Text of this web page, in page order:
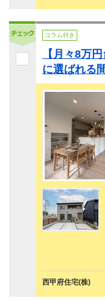
コラム付き
【月々8万
に選ばれる
西甲府住宅(株)